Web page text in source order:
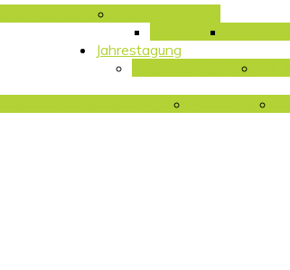
Arbeitskreise
Future Skills
Jahrestagung
Mitgliedertag 2026
22.
der vergangenen Jahre Preisvergabe